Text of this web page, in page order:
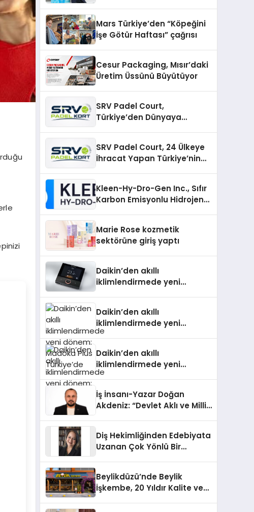
Mars Türkiye’den “Köpeğini
İşe Götür Haftası” çağrısı
Cesur Packaging, Mısır’daki
Üretim Üssünü Büyütüyor
SRV Padel Court,
Türkiye’den Dünyaya
SRV Padel Court, 24 Ülkeye
İhracat Yapan Türkiye’nin
Kleen-Hy-Dro-Gen Inc., Sıfır
Karbon Emisyonlu Hidrojen
Aldı
Marie Rose kozmetik
sektörüne giriş yaptı
Daikin’den akıllı
iklimlendirmede yeni
Daikin’den akıllı
iklimlendirmede yeni
dönem: Madoka Plus
Daikin’den akıllı
iklimlendirmede yeni
dönem: Madoka Plus
İş İnsanı-Yazar Doğan
Akdeniz: “Devlet Aklı ve Milli
Diş Hekimliğinden Edebiyata
Uzanan Çok Yönlü Bir
Beylikdüzü’nde Beylik
İşkembe, 20 Yıldır Kalite ve